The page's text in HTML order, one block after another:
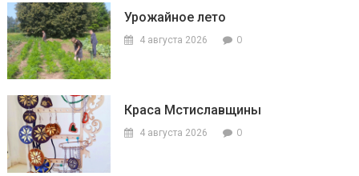
Урожайное лето
4 августа 2026 0
Краса Мстиславщины
4 августа 2026 0